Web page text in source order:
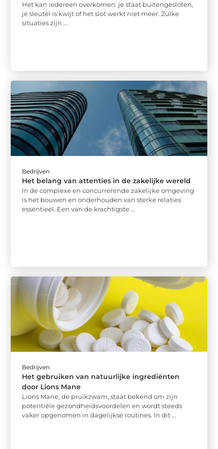
Het kan iedereen overkomen: je staat buitengesloten,
je sleutel is kwijt of het slot werkt niet meer. Zulke
situaties zijn ...
Bedrijven
Het belang van attenties in de zakelijke wereld
In de complexe en concurrerende zakelijke omgeving
is het bouwen en onderhouden van sterke relaties
essentieel. Een van de krachtigste ...
Bedrijven
Het gebruiken van natuurlijke ingrediënten
door Lions Mane
Lions Mane, de pruikzwam, staat bekend om zijn
potentiële gezondheidsvoordelen en wordt steeds
vaker opgenomen in dagelijkse routines. In dit ...